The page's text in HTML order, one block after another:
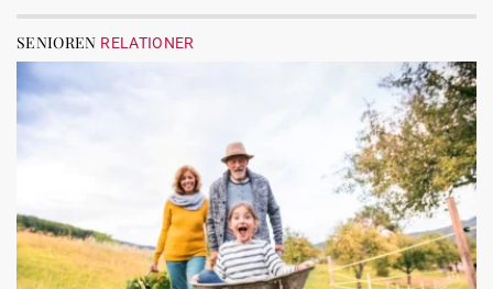
SENIOREN RELATIONER